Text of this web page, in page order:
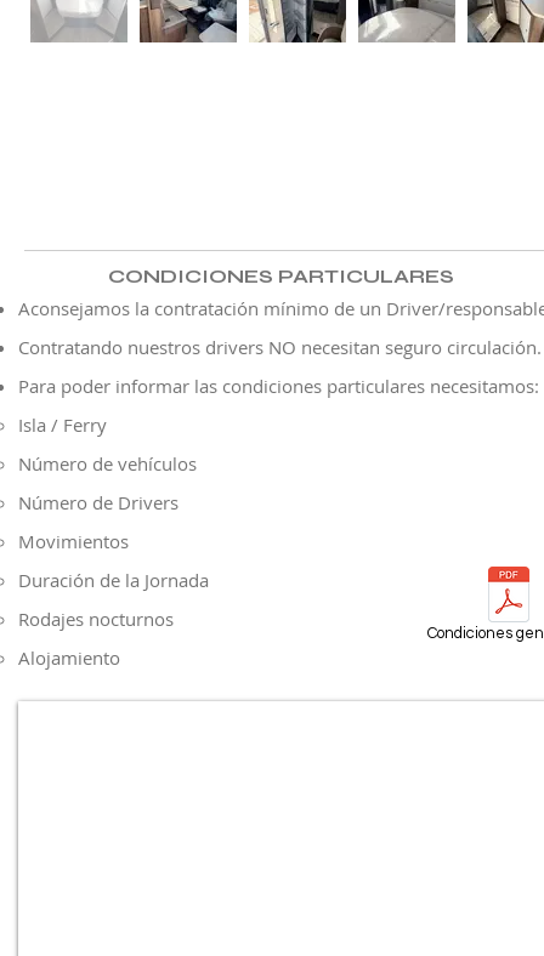
CONDICIONES PARTICULARES
Aconsejamos la contratación mínimo de un Driver/
Contratando nuestros drivers NO necesitan seguro ​circulación.
Para poder informar las condiciones particulares necesitamos:
Isla​ / Ferry
Número de vehículos
Número de Drivers
Movimientos
Duración de la Jornada
Rodajes nocturnos
Alojamiento
Condiciones